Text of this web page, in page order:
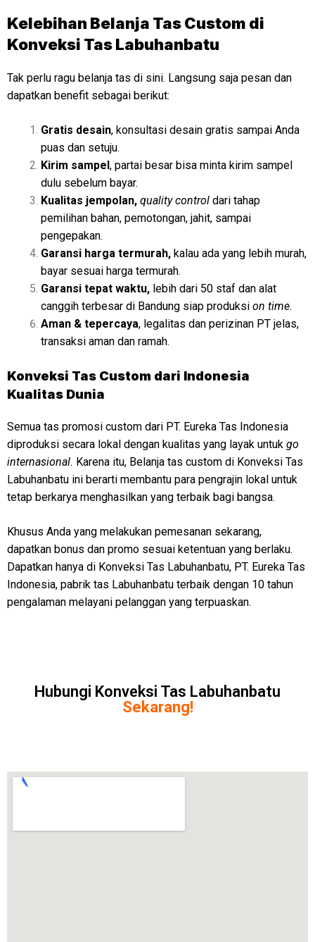
Kelebihan Belanja Tas Custom di
Konveksi Tas Labuhanbatu
Tak perlu ragu belanja tas di sini. Langsung saja pesan dan
dapatkan benefit sebagai berikut:
Gratis desain, konsultasi desain gratis sampai Anda
puas dan setuju.
Kirim sampel, partai besar bisa minta kirim sampel
dulu sebelum bayar.
Kualitas jempolan, quality control dari tahap
pemilihan bahan, pemotongan, jahit, sampai
pengepakan.
Garansi harga termurah, kalau ada yang lebih murah,
bayar sesuai harga termurah.
Garansi tepat waktu, lebih dari 50 staf dan alat
canggih terbesar di Bandung siap produksi on time.
Aman & tepercaya, legalitas dan perizinan PT jelas,
transaksi aman dan ramah.
Konveksi Tas Custom dari Indonesia
Kualitas Dunia
Semua tas promosi custom dari PT. Eureka Tas Indonesia
diproduksi secara lokal dengan kualitas yang layak untuk go
internasional. Karena itu, Belanja tas custom di Konveksi Tas
Labuhanbatu ini berarti membantu para pengrajin lokal untuk
tetap berkarya menghasilkan yang terbaik bagi bangsa.
Khusus Anda yang melakukan pemesanan sekarang,
dapatkan bonus dan promo sesuai ketentuan yang berlaku.
Dapatkan hanya di Konveksi Tas Labuhanbatu, PT. Eureka Tas
Indonesia, pabrik tas Labuhanbatu terbaik dengan 10 tahun
pengalaman melayani pelanggan yang terpuaskan.
Hubungi Konveksi Tas Labuhanbatu
Sekarang!